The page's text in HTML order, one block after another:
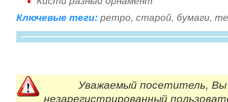
Ключевые теги: ретро, старой, бумаги,
Уважаемый посетитель, Вы
незарегистрированный